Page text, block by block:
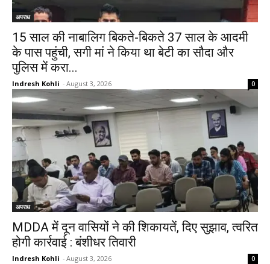
अपराध
15 साल की नाबालिग बिकते-बिकते 37 साल के आदमी
के पास पहुंची, सगी मां ने किया था बेटी का सौदा और
पुलिस में करा...
Indresh Kohli - August 3, 2026 0
अपराध
MDDA में दून वासियों ने की शिकायतें, दिए सुझाव, त्वरित
होगी कार्रवाई : बंशीधर तिवारी
Indresh Kohli - August 3, 2026 0